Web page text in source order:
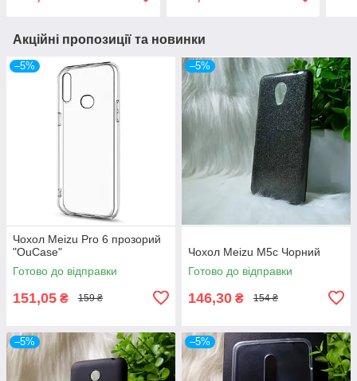
Акційні пропозиції та новинки
–5%
Чохол Meizu Pro 6 прозорий
"OuCase"
Готово до відправки
151,05 ₴ 159 ₴
–5%
Чохол Meizu M5c Чорний
Готово до відправки
146,30 ₴ 154 ₴
–5% –5%